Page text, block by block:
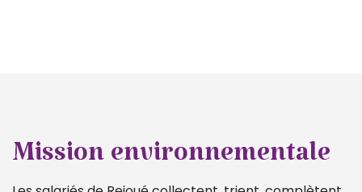
Mission environnementale